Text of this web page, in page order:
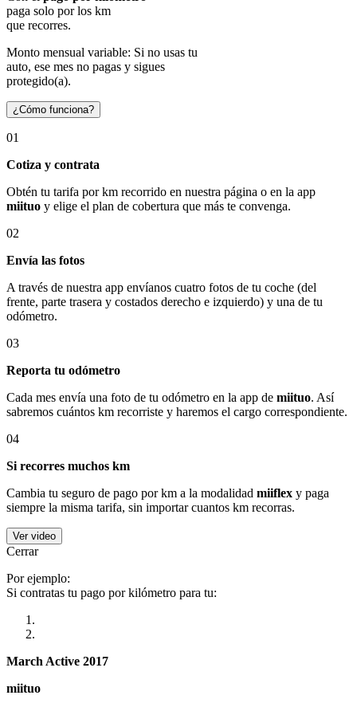
paga solo por los km
que recorres.
Monto mensual variable: Si no usas tu
auto, ese mes no pagas y sigues
protegido(a).
¿Cómo funciona?
01
Cotiza y contrata
Obtén tu tarifa por km recorrido en nuestra página o en la app
miituo y elige el plan de cobertura que más te convenga.
02
Envía las fotos
A través de nuestra app envíanos cuatro fotos de tu coche (del
frente, parte trasera y costados derecho e izquierdo) y una de tu
odómetro.
03
Reporta tu odómetro
Cada mes envía una foto de tu odómetro en la app de miituo. Así
sabremos cuántos km recorriste y haremos el cargo correspondiente.
04
Si recorres muchos km
Cambia tu seguro de pago por km a la modalidad miiflex y paga
siempre la misma tarifa, sin importar cuantos km recorras.
Ver video
Cerrar
Por ejemplo:
Si contratas tu pago por kilómetro para tu:
March Active 2017
miituo